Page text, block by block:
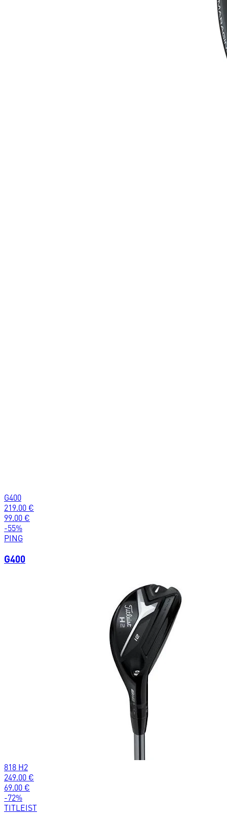
G400
219.00 €
99.00 €
-55%
PING
G400
818 H2
249.00 €
69.00 €
-72%
TITLEIST